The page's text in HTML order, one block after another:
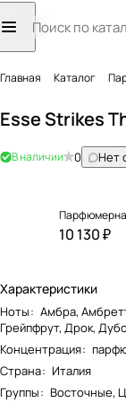
Главная Каталог
Esse Strikes
В наличии 0 Нет
10 130 ₽
Характеристики
Ноты: Амбра,
Грейпфрут, Дрок,
Концентрация:
Страна: Италия
Группы: Восточные,